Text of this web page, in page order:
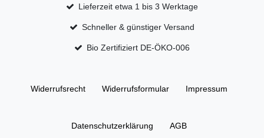
Lieferzeit etwa 1 bis 3 Werktage
Schneller & günstiger Versand
Bio Zertifiziert DE-ÖKO-006
Widerrufs­recht Widerrufs­formular Impressum
Daten­schutz­erklärung AGB